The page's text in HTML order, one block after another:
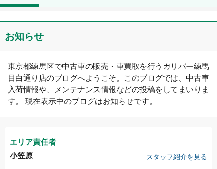
お知らせ
東京都練馬区で中古車の販売・車買取を行う ガリバー練馬
目白通り店のブログへようこそ。このブログでは、中古車
入荷情報や、メンテナンス情報などの投稿をしてまいりま
す。 現在表示中のブログはお知らせです。
エリア責任者
小笠原
スタッフ紹介を見る